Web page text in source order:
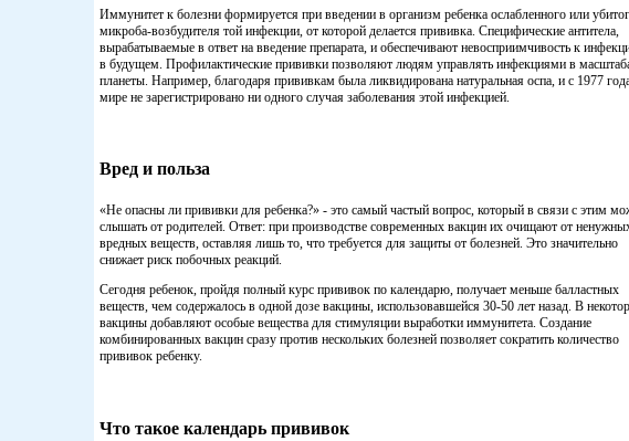
Иммунитет к болезни формируется при введении в организм ребенка ослабленного или
микроба-возбудителя той инфекции, от которой делается прививка. Специфические антитела,
вырабатываемые в ответ на введение препарата, и обеспечивают невосприимчивость к
в будущем. Профилактические прививки позволяют людям управлять инфекциями в
планеты. Например, благодаря прививкам была ликвидирована натуральная оспа, и с 1977
мире не зарегистрировано ни одного случая заболевания этой инфекцией.
Вред и польза
«Не опасны ли прививки для ребенка?» - это самый частый вопрос, который в связи с этим
слышать от родителей. Ответ: при производстве современных вакцин их очищают от
вредных веществ, оставляя лишь то, что требуется для защиты от болезней. Это значительно
снижает риск побочных реакций.
Сегодня ребенок, пройдя полный курс прививок по календарю, получает меньше балластных
веществ, чем содержалось в одной дозе вакцины, использовавшейся 30-50 лет назад. В
вакцины добавляют особые вещества для стимуляции выработки иммунитета. Создание
комбинированных вакцин сразу против нескольких болезней позволяет сократить количество
прививок ребенку.
Что такое календарь прививок